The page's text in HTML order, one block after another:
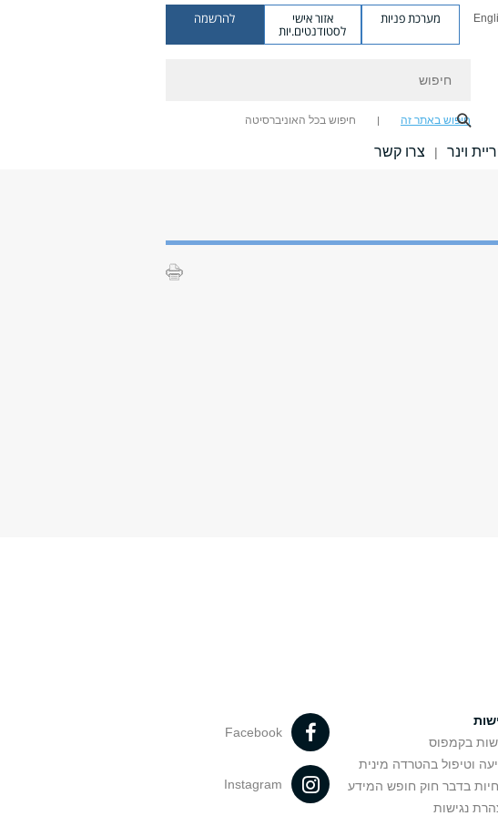
מערכת פניות אזור אישי
לסטודנטים.יות
להרשמה
חיפוש באתר זה חיפוש בכל האוניברסיטה
וינר | צרו קשר
בקמפוס
וטיפול בהטרדה מינית
בדבר חוק חופש המידע
נגישות
Facebook
Instagram